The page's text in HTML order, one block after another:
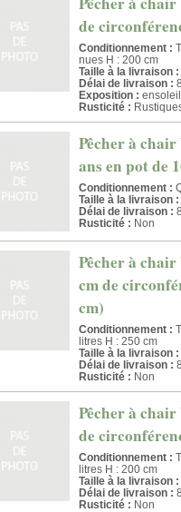
de
Conditionnement :
nues H : 200 cm
Taille à la livraison :
Délai de livraison :
Exposition :
Rusticité :
Pêcher à
ans en pot de
Conditionnement :
Taille à la livraison :
Délai de livraison :
Rusticité : Non
Pêcher à
cm de
cm)
Conditionnement :
litres H : 250 cm
Taille à la livraison :
Délai de livraison :
Rusticité : Non
Pêcher à
de
Conditionnement :
litres H : 200 cm
Taille à la livraison :
Délai de livraison :
Rusticité : Non